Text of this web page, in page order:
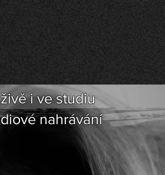
i ve studiu
nahrávání